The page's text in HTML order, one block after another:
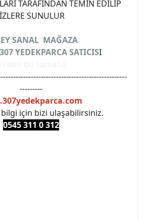
TARAFINDAN TEMİN EDİLİP
SUNULUR
SANAL MAĞAZA
YEDEKPARCA SATICISI
---------
için bizi ulaşabilirsiniz.
0545 311 0 312